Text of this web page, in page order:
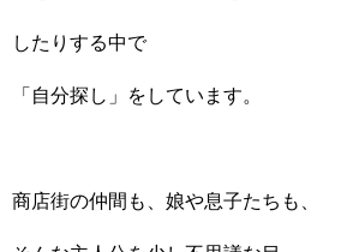
したりする中で
「自分探し」をしています。
商店街の仲間も、娘や息子たちも、